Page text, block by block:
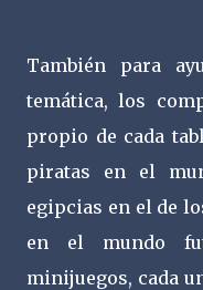
También para
temática, los
propio de cada
piratas en el
egipcias en el de
en el mundo
minijuegos, cada